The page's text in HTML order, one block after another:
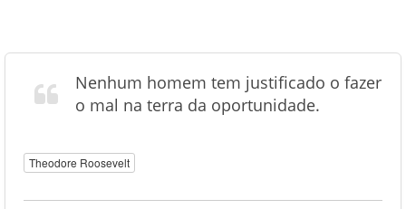
Nenhum homem tem justificado o fazer
o mal na terra da oportunidade.
Theodore Roosevelt